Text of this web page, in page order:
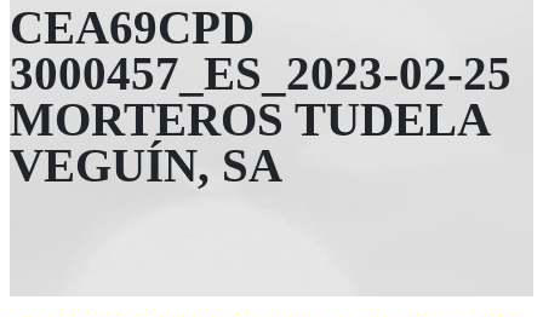
CEA69CPD
3000457_ES_2023-02-25
MORTEROS TUDELA
VEGUÍN, SA